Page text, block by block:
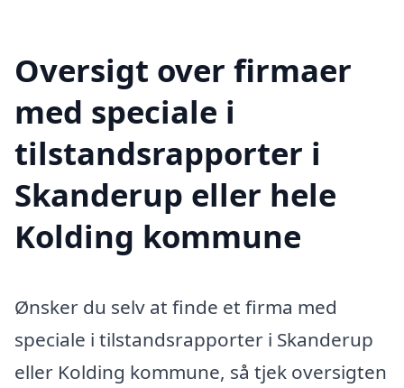
Oversigt over firmaer
med speciale i
tilstandsrapporter i
Skanderup eller hele
Kolding kommune
Ønsker du selv at finde et firma med
speciale i tilstandsrapporter i Skanderup
eller Kolding kommune, så tjek oversigten